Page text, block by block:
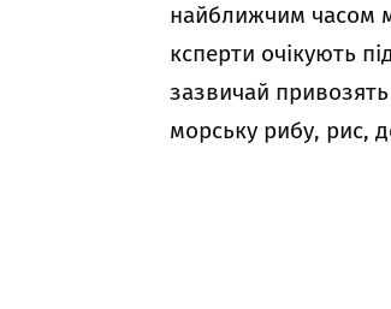
найближчим часом
ксперти очікують
зазвичай
морську рибу, рис,